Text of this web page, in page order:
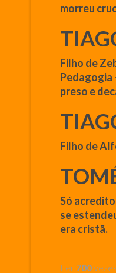
morreu
Filho de
Pedagogia
preso e
Filho de
Só
se
era cristã.
Ler 700vezes